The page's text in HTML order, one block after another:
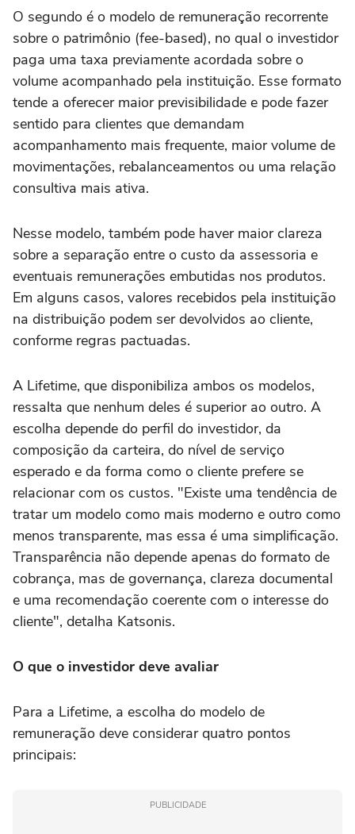
O segundo é o modelo de remuneração recorrente
sobre o patrimônio (fee-based), no qual o investidor
paga uma taxa previamente acordada sobre o
volume acompanhado pela instituição. Esse formato
tende a oferecer maior previsibilidade e pode fazer
sentido para clientes que demandam
acompanhamento mais frequente, maior volume de
movimentações, rebalanceamentos ou uma relação
consultiva mais ativa.
Nesse modelo, também pode haver maior clareza
sobre a separação entre o custo da assessoria e
eventuais remunerações embutidas nos produtos.
Em alguns casos, valores recebidos pela instituição
na distribuição podem ser devolvidos ao cliente,
conforme regras pactuadas.
A Lifetime, que disponibiliza ambos os modelos,
ressalta que nenhum deles é superior ao outro. A
escolha depende do perfil do investidor, da
composição da carteira, do nível de serviço
esperado e da forma como o cliente prefere se
relacionar com os custos. "Existe uma tendência de
tratar um modelo como mais moderno e outro como
menos transparente, mas essa é uma simplificação.
Transparência não depende apenas do formato de
cobrança, mas de governança, clareza documental
e uma recomendação coerente com o interesse do
cliente", detalha Katsonis.
O que o investidor deve avaliar
Para a Lifetime, a escolha do modelo de
remuneração deve considerar quatro pontos
principais:
PUBLICIDADE